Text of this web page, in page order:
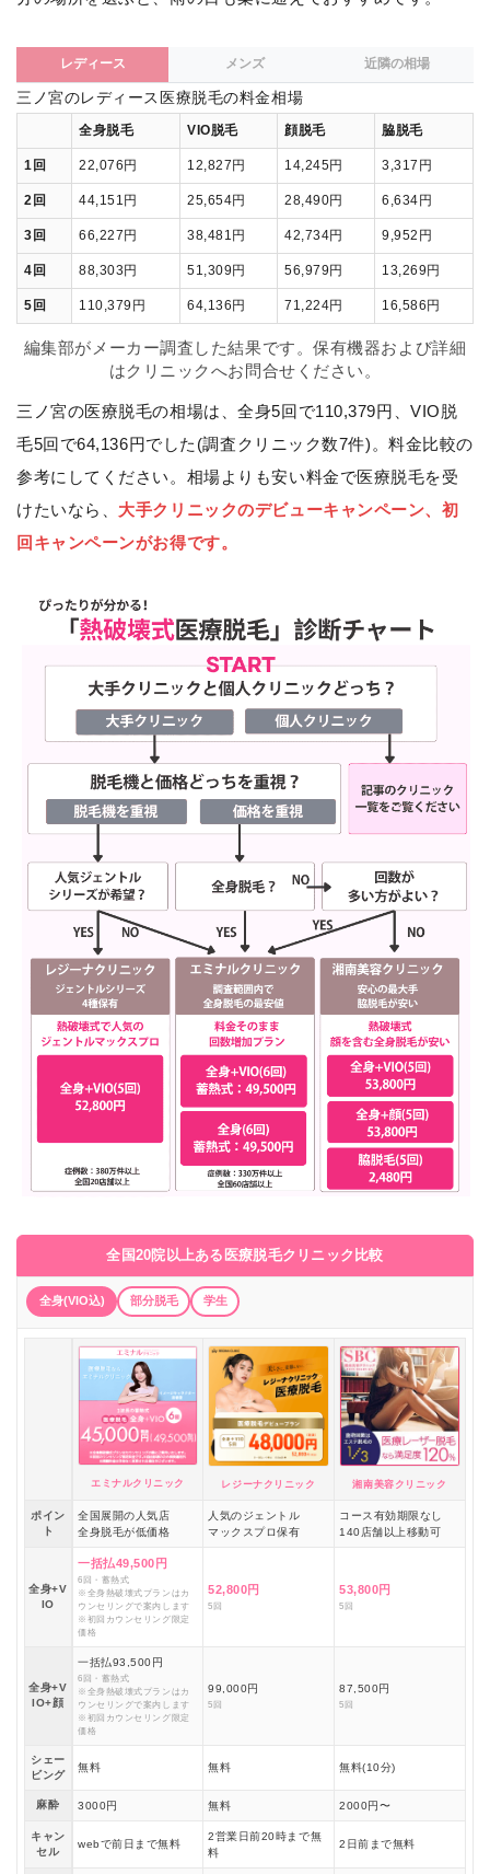
レディース メンズ 近隣の相場
三ノ宮のレディース医療脱毛の料金相場
全身脱毛 VIO脱毛 顔脱毛 脇脱毛
1回 22,076円 12,827円 14,245円 3,317円
2回 44,151円 25,654円 28,490円 6,634円
3回 66,227円 38,481円 42,734円 9,952円
4回 88,303円 51,309円 56,979円 13,269円
5回 110,379円 64,136円 71,224円 16,586円
編集部がメーカー調査した結果です。保有機器および詳細
はクリニックへお問合せください。
三ノ宮の医療脱毛の相場は、全身5回で110,379円、VIO脱
毛5回で64,136円でした(調査クリニック数7件)。料金比較の
参考にしてください。相場よりも安い料金で医療脱毛を受
けたいなら、 大手クリニックのデビューキャンペーン、初
回キャンペーンがお得です。
全国20院以上ある医療脱毛クリニック比較
全身(VIO込) 部分脱毛 学生
エミナルクリニック レジーナクリニック 湘南美容クリニック
ポイン
ト
全国展開の人気店
全身脱毛が低価格
人気のジェントル
マックスプロ保有
コース有効期限なし
140店舗以上移動可
全身+V
IO
一括払49,500円
6回・蓄熱式
※全身熱破壊式プランはカ
ウンセリングで案内します
※初回カウンセリング限定
価格
52,800円
5回
53,800円
5回
全身+V
IO+顔
一括払93,500円
6回・蓄熱式
※全身熱破壊式プランはカ
ウンセリングで案内します
※初回カウンセリング限定
価格
99,000円
5回
87,500円
5回
シェー
ビング
無料 無料 無料(10分)
麻酔 3000円 無料 2000円〜
キャン
セル
webで前日まで無料
2営業日前20時まで無
料
2日前まで無料